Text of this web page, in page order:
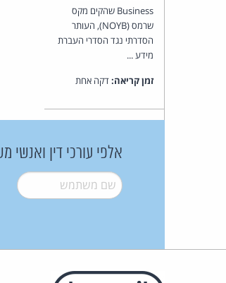
Business שהקים מקס
שרמס (NOYB), העותר
הסדרתי נגד הסדרי העברת
מידע ...
זמן קריאה:דקה אחת
אלפי עורכי דין
שם משתמש*